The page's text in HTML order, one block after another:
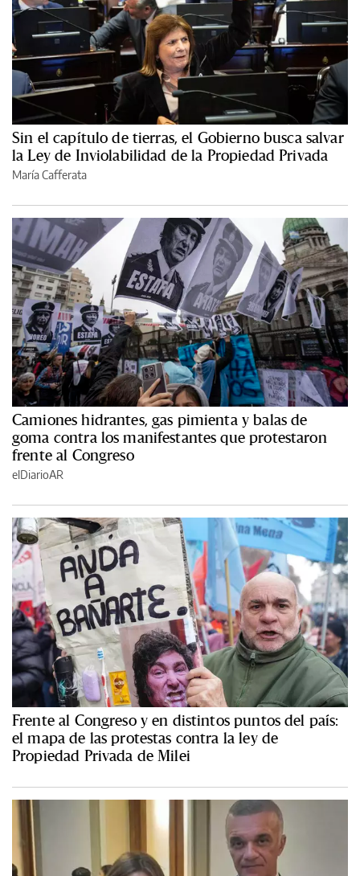
Sin el capítulo de tierras, el Gobierno busca salvar
la Ley de Inviolabilidad de la Propiedad Privada
María Cafferata
Camiones hidrantes, gas pimienta y balas de
goma contra los manifestantes que protestaron
frente al Congreso
elDiarioAR
Frente al Congreso y en distintos puntos del país:
el mapa de las protestas contra la ley de
Propiedad Privada de Milei